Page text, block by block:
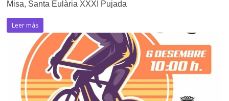
Misa, Santa Eulària XXXI Pujada
Leer más